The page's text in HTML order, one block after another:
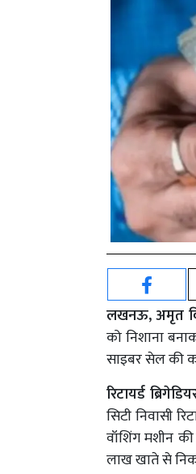
लखनऊ, अमृत
को निशाना
साइबर सेल की
रिटायर्ड
सिटी निवासी
वॉशिंग मशीन
लाख खाते से